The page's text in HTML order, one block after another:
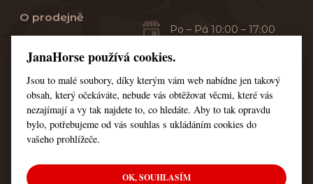
O prodejně
Servis
Kontakt
Nastavení cookies
Po – Pá 10:00 – 17:00
+420 353 549 410
+420 608 444 378
JanaHorse používá cookies.
Jsou to malé soubory, díky kterým vám web nabídne jen takový
obsah, který očekáváte, nebude vás obtěžovat věcmi, které vás
nezajímají a vy tak najdete to, co hledáte. Aby to tak opravdu
bylo, potřebujeme od vás souhlas s ukládáním cookies do
vašeho prohlížeče.
OK, SOUHLASÍM